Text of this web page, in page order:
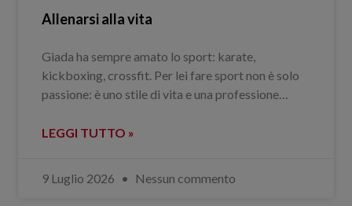
Allenarsi alla vita
Giada ha sempre amato lo sport: karate,
kickboxing, crossfit. Per lei fare sport non è solo
passione: è uno stile di vita e una professione…
LEGGI TUTTO »
9 Luglio 2026 Nessun commento